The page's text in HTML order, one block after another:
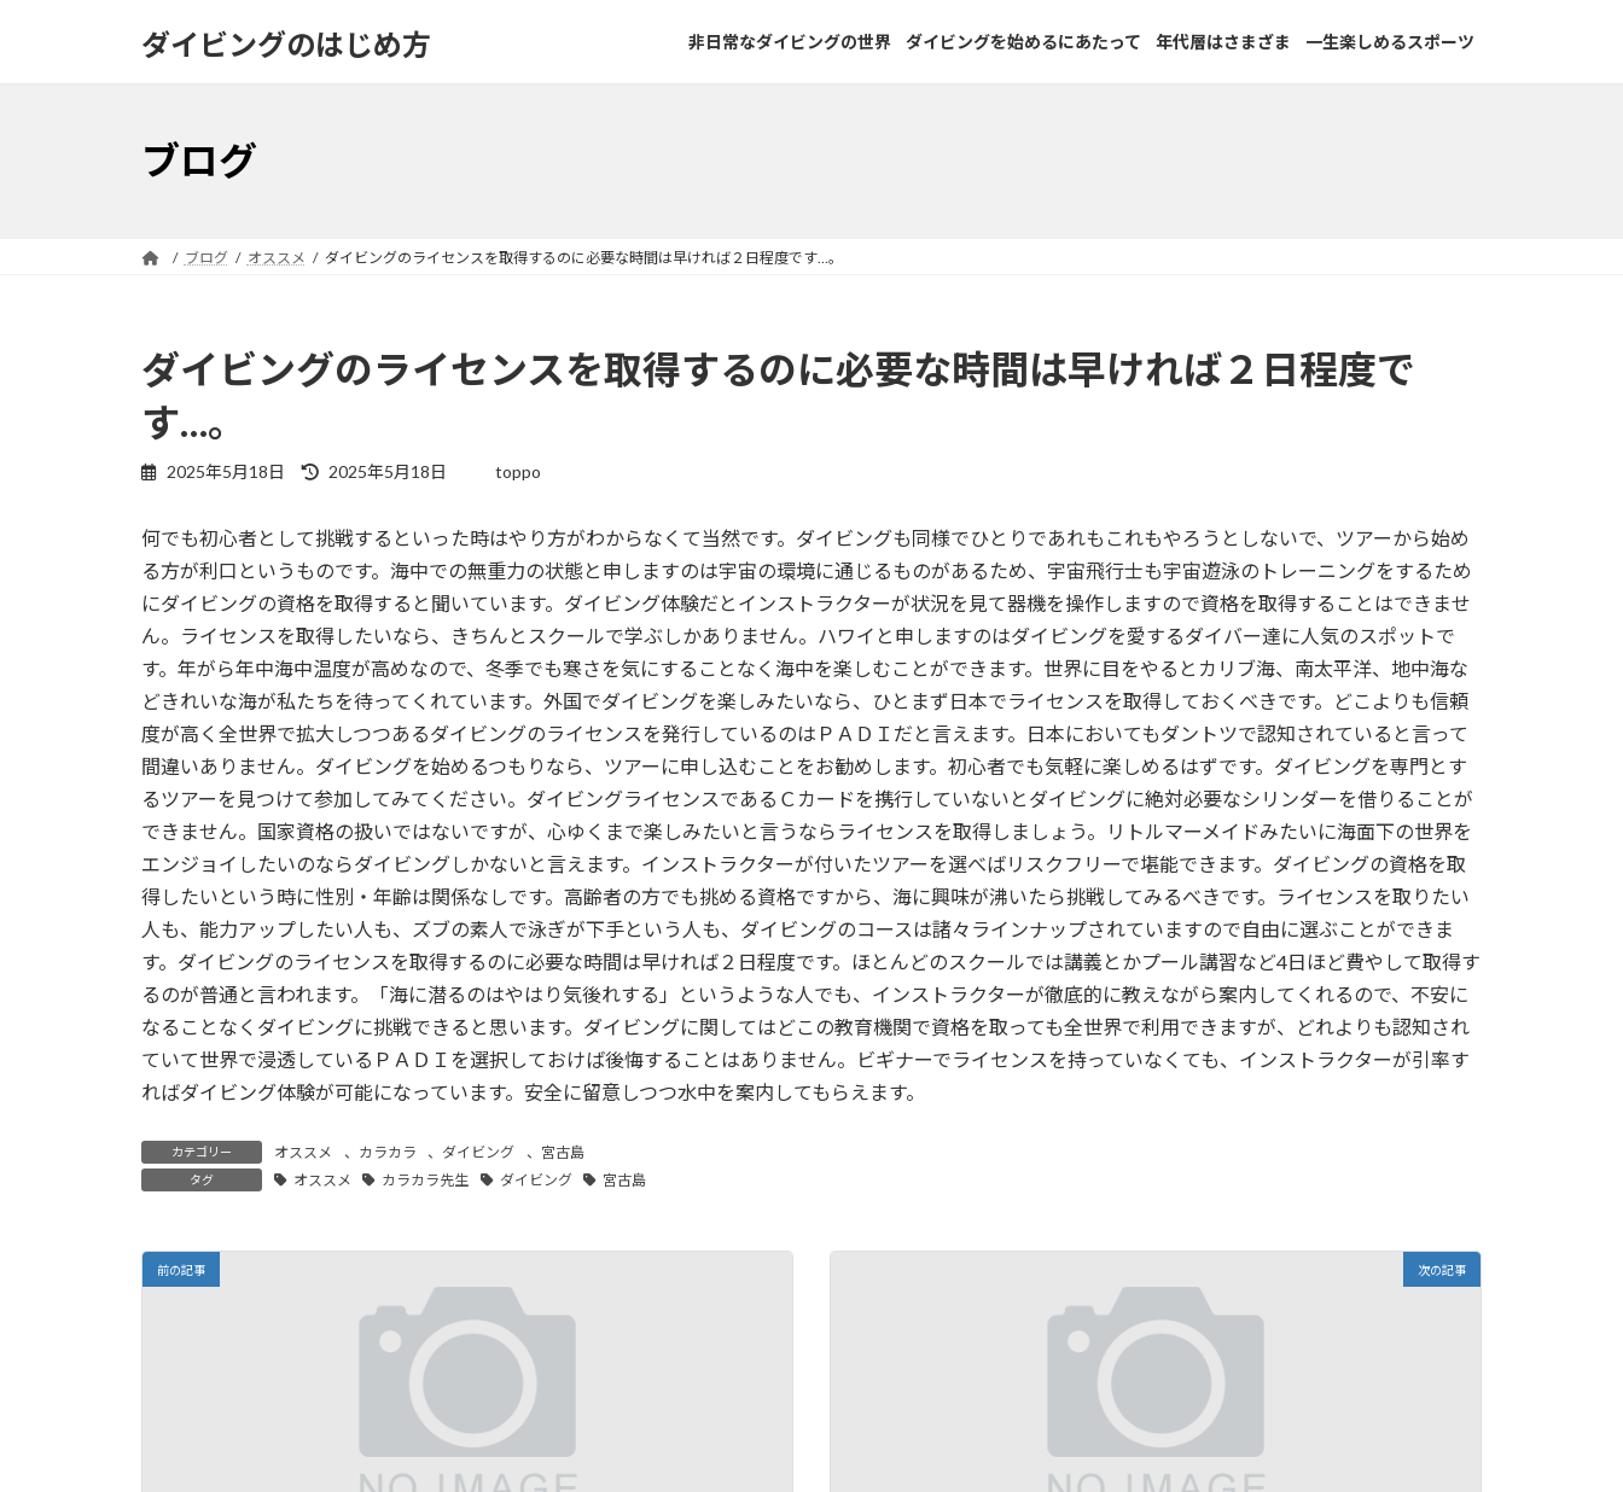
ダイビングのはじめ方 非日常なダイビングの世界 ダイビングを始めるにあたって 年代層はさまざま 一生楽しめるスポーツ
ブログ
ブログ オススメ ダイビングのライセンスを取得するのに必要な時間は早ければ２日程度です…。
ダイビングのライセンスを取得するのに必要な時間は早ければ２日程度で
す…。
2025年5月18日
最
新
日
時
:
2025年5月18日 toppo
何でも初心者として挑戦するといった時はやり方がわからなくて当然です。ダイビングも同様でひとりであれもこれもやろうとしないで、ツアーから始め
る方が利口というものです。海中での無重力の状態と申しますのは宇宙の環境に通じるものがあるため、宇宙飛行士も宇宙遊泳のトレーニングをするため
にダイビングの資格を取得すると聞いています。ダイビング体験だとインストラクターが状況を見て器機を操作しますので資格を取得することはできませ
ん。ライセンスを取得したいなら、きちんとスクールで学ぶしかありません。ハワイと申しますのはダイビングを愛するダイバー達に人気のスポットで
す。年がら年中海中温度が高めなので、冬季でも寒さを気にすることなく海中を楽しむことができます。世界に目をやるとカリブ海、南太平洋、地中海な
どきれいな海が私たちを待ってくれています。外国でダイビングを楽しみたいなら、ひとまず日本でライセンスを取得しておくべきです。どこよりも信頼
度が高く全世界で拡大しつつあるダイビングのライセンスを発行しているのはＰＡＤＩだと言えます。日本においてもダントツで認知されていると言って
間違いありません。ダイビングを始めるつもりなら、ツアーに申し込むことをお勧めします。初心者でも気軽に楽しめるはずです。ダイビングを専門とす
るツアーを見つけて参加してみてください。ダイビングライセンスであるＣカードを携行していないとダイビングに絶対必要なシリンダーを借りることが
できません。国家資格の扱いではないですが、心ゆくまで楽しみたいと言うならライセンスを取得しましょう。リトルマーメイドみたいに海面下の世界を
エンジョイしたいのならダイビングしかないと言えます。インストラクターが付いたツアーを選べばリスクフリーで堪能できます。ダイビングの資格を取
得したいという時に性別・年齢は関係なしです。高齢者の方でも挑める資格ですから、海に興味が沸いたら挑戦してみるべきです。ライセンスを取りたい
人も、能力アップしたい人も、ズブの素人で泳ぎが下手という人も、ダイビングのコースは諸々ラインナップされていますので自由に選ぶことができま
す。ダイビングのライセンスを取得するのに必要な時間は早ければ２日程度です。ほとんどのスクールでは講義とかプール講習など4日ほど費やして取得す
るのが普通と言われます。「海に潜るのはやはり気後れする」というような人でも、インストラクターが徹底的に教えながら案内してくれるので、不安に
なることなくダイビングに挑戦できると思います。ダイビングに関してはどこの教育機関で資格を取っても全世界で利用できますが、どれよりも認知され
ていて世界で浸透しているＰＡＤＩを選択しておけば後悔することはありません。ビギナーでライセンスを持っていなくても、インストラクターが引率す
ればダイビング体験が可能になっています。安全に留意しつつ水中を案内してもらえます。
カテゴリー オススメ 、 カラカラ 、 ダイビング 、 宮古島
タグ オススメ カラカラ先生 ダイビング 宮古島
前の記事 次の記事